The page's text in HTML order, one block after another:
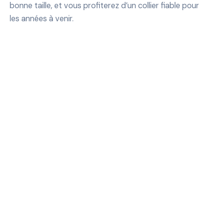
bonne taille, et vous profiterez d’un collier fiable pour
les années à venir.